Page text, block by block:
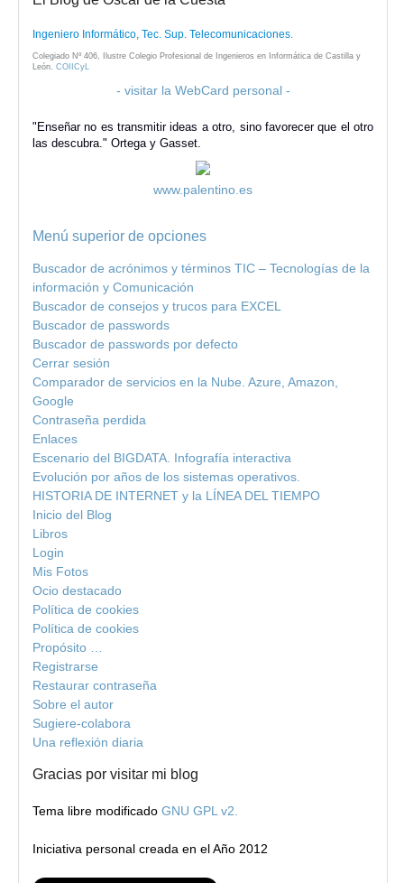
Ingeniero Informático, Tec. Sup. Telecomunicaciones.
Colegiado Nº 406, Ilustre Colegio Profesional de Ingenieros en Informática de Castilla y
León. COIICyL
- visitar la WebCard personal -
"Enseñar no es transmitir ideas a otro, sino favorecer que el otro
las descubra." Ortega y Gasset.
www.palentino.es
Menú superior de opciones
Buscador de acrónimos y términos TIC – Tecnologías de la
información y Comunicación
Buscador de consejos y trucos para EXCEL
Buscador de passwords
Buscador de passwords por defecto
Cerrar sesión
Comparador de servicios en la Nube. Azure, Amazon,
Google
Contraseña perdida
Enlaces
Escenario del BIGDATA. Infografía interactiva
Evolución por años de los sistemas operativos.
HISTORIA DE INTERNET y la LÍNEA DEL TIEMPO
Inicio del Blog
Libros
Login
Mis Fotos
Ocio destacado
Política de cookies
Política de cookies
Propósito …
Registrarse
Restaurar contraseña
Sobre el autor
Sugiere-colabora
Una reflexión diaria
Gracias por visitar mi blog
Tema libre modificado GNU GPL v2.
Iniciativa personal creada en el Año 2012